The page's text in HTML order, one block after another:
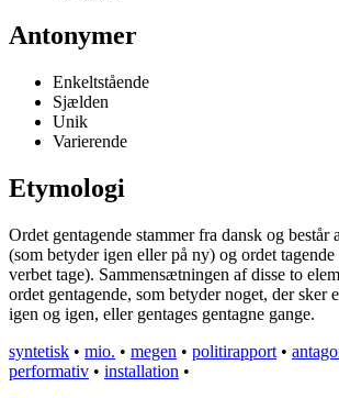
Antonymer
Enkeltstående
Sjælden
Unik
Varierende
Etymologi
Ordet gentagende stammer fra dansk og
(som betyder igen eller på ny) og ordet
verbet tage). Sammensætningen af disse to
ordet gentagende, som betyder noget, der sker
igen og igen, eller gentages gentagne gange.
syntetisk • mio. • megen • politirapport •
performativ • installation •